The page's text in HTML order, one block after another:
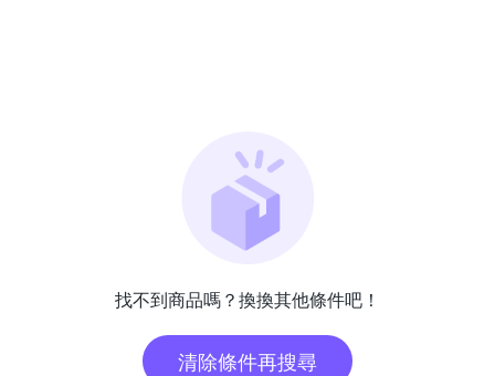
找不到商品嗎？換換其他條件吧！
清除條件再搜尋